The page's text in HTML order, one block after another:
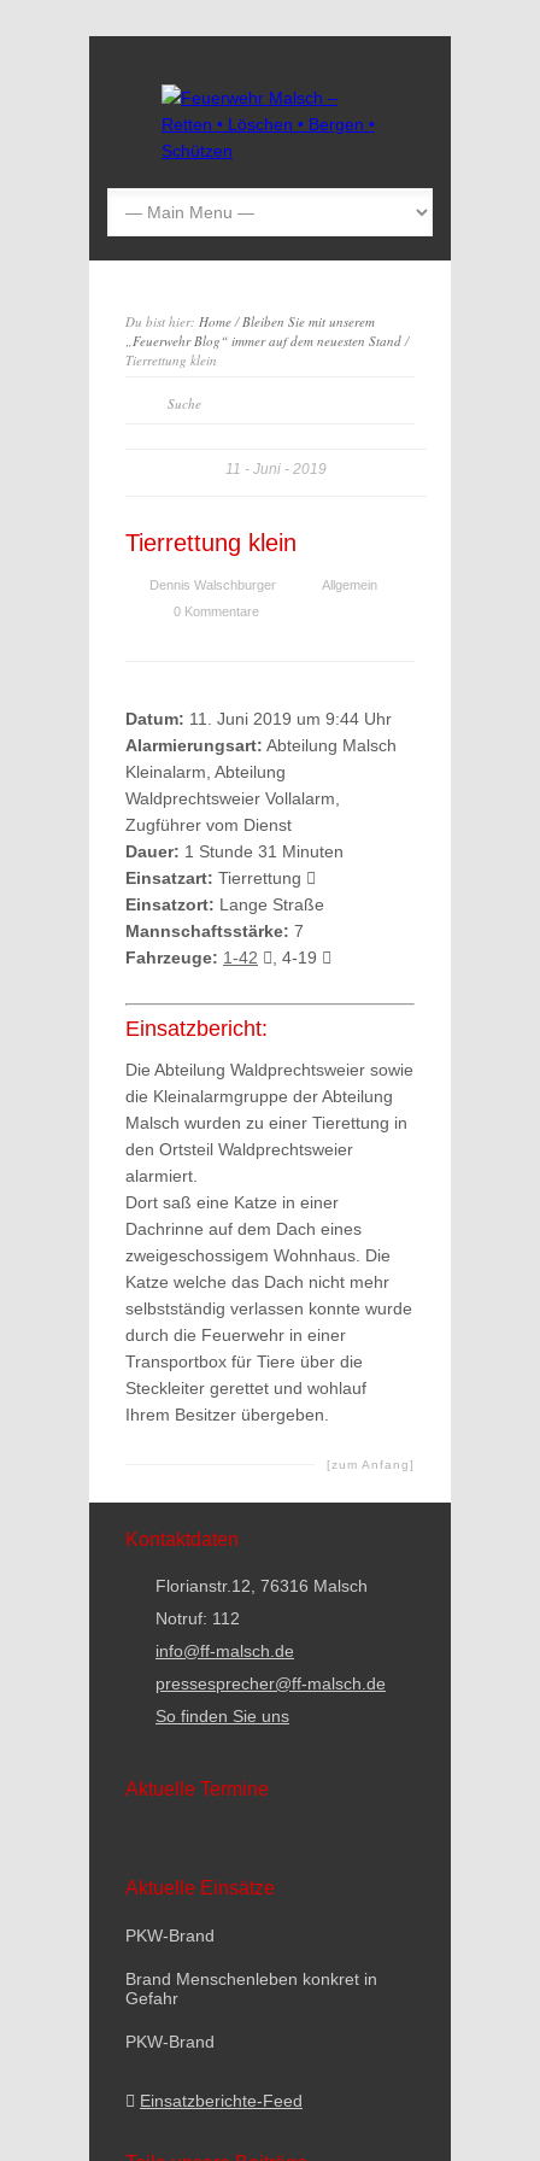
Du bist hier: Home/Bleiben Sie mit unserem
„Feuerwehr Blog“ immer auf dem neuesten Stand/
Tierrettung klein
11 Juni 2019
Tierrettung klein
Dennis Walschburger
Allgemein
0 Kommentare
Datum: 11. Juni 2019 um 9:44 Uhr
Alarmierungsart: Abteilung Malsch
Kleinalarm, Abteilung
Waldprechtsweier Vollalarm,
Zugführer vom Dienst
Dauer: 1 Stunde 31 Minuten
Einsatzart: Tierrettung
Einsatzort: Lange Straße
Mannschaftsstärke: 7
Fahrzeuge: 1-42 , 4-19
Einsatzbericht:
Die Abteilung Waldprechtsweier sowie
die Kleinalarmgruppe der Abteilung
Malsch wurden zu einer Tierettung in
den Ortsteil Waldprechtsweier
alarmiert.
Dort saß eine Katze in einer
Dachrinne auf dem Dach eines
zweigeschossigem Wohnhaus. Die
Katze welche das Dach nicht mehr
selbstständig verlassen konnte wurde
durch die Feuerwehr in einer
Transportbox für Tiere über die
Steckleiter gerettet und wohlauf
Ihrem Besitzer übergeben.
[zum Anfang]
Kontaktdaten
Florianstr.12, 76316 Malsch
Notruf: 112
info@ff-malsch.de
pressesprecher@ff-malsch.de
So finden Sie uns
Aktuelle Termine
Aktuelle Einsätze
PKW-Brand
Brand Menschenleben konkret in
Gefahr
PKW-Brand
Einsatzberichte-Feed